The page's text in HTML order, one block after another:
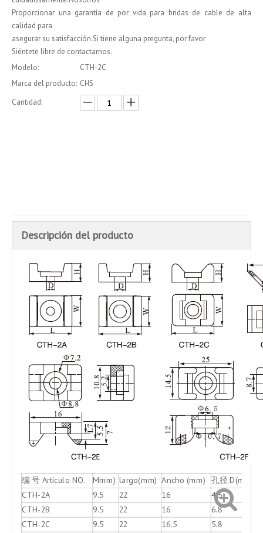
Proporcionar una garantía de por vida para bridas de cable de alta
calidad para
asegurar su satisfacción.Si tiene alguna pregunta, por favor
Siéntete libre de contactarnos.
Modelo:
CTH-2C
Marca del producto: CHS
Cantidad:
Descripción del producto
编 号 Artículo NO. Mmm) largo(mm) Ancho (mm) 孔径 D(mm)
CTH-2A
9.5 22 16
4.5
CTH-2B
9.5 22 16
6.8
CTH-2C
9.5 22 16.5
5.8